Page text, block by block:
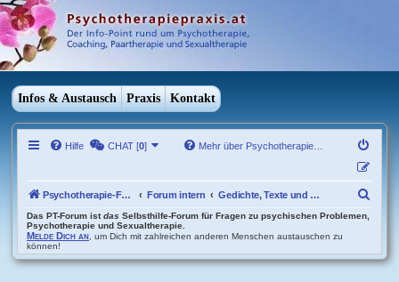
Infos & Austausch Praxis Kontakt
Hilfe CHAT [0] Mehr über Psychotherapie…
Psychotherapie-Forum Übersicht Forum intern Gedichte, Texte und Bilder
h
Das PT-Forum istdas Selbsthilfe-Forum für Fragen zu psychischen Problemen,
Psychotherapie und Sexualtherapie.
Melde Dich an , um Dich mit zahlreichen anderen Menschen austauschen zu
können!